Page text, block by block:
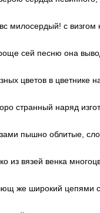
милосердый! с визгом
сей песню она
цветов в цветнике
странный наряд
пышно облитые,
из вязей венка
же широкий цепями